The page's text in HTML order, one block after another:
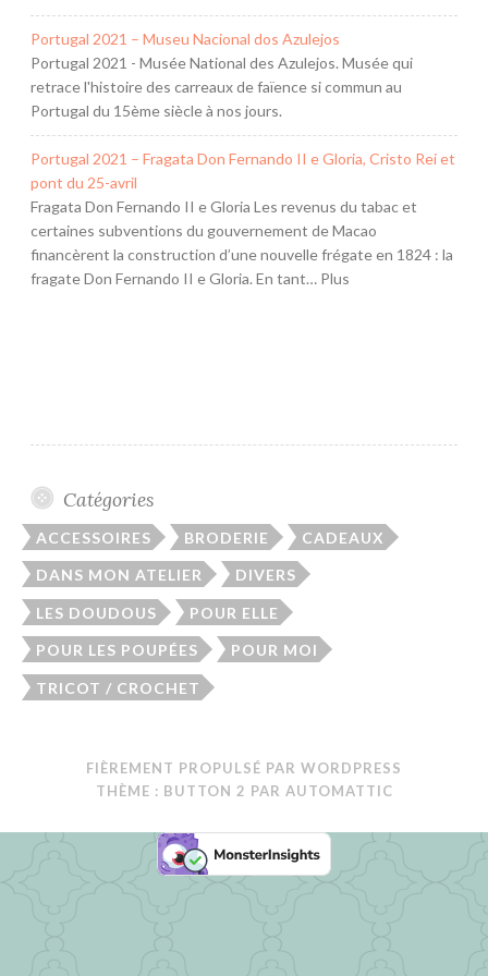
Portugal 2021 – Museu Nacional dos Azulejos
Portugal 2021 - Musée National des Azulejos. Musée qui
retrace l'histoire des carreaux de faïence si commun au
Portugal du 15ème siècle à nos jours.
Portugal 2021 – Fragata Don Fernando II e Gloria, Cristo Rei et
pont du 25-avril
Fragata Don Fernando II e Gloria Les revenus du tabac et
certaines subventions du gouvernement de Macao
financèrent la construction d’une nouvelle frégate en 1824 : la
fragate Don Fernando II e Gloria. En tant… Plus
Catégories
ACCESSOIRES BRODERIE CADEAUX
DANS MON ATELIER DIVERS
LES DOUDOUS POUR ELLE
POUR LES POUPÉES POUR MOI
TRICOT / CROCHET
FIÈREMENT PROPULSÉ PAR WORDPRESS
THÈME : BUTTON 2 PAR AUTOMATTIC